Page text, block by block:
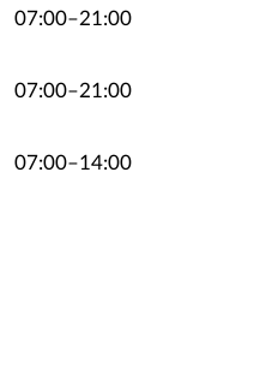
07:00–21:00
07:00–21:00
07:00–14:00